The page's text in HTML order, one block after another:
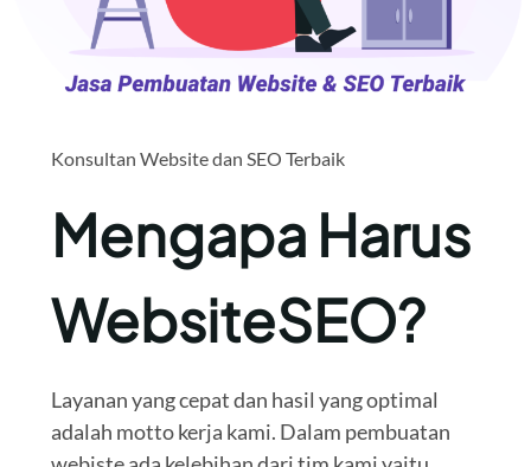
Konsultan Website dan SEO Terbaik
Mengapa Harus
WebsiteSEO?
Layanan yang cepat dan hasil yang optimal
adalah motto kerja kami. Dalam pembuatan